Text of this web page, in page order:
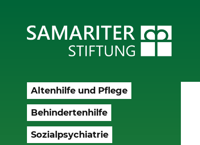
Altenhilfe und Pflege
Behindertenhilfe
Sozialpsychiatrie